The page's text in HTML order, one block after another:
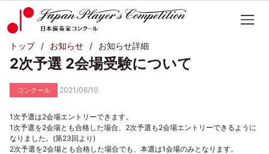
トップ お知らせ お知らせ詳細
2次予選 2会場受験について
コンクール 2021/06/10
1次予選は2会場エントリーできます。
1次予選を2会場とも合格した場合、2次予選も2会場エントリーできるように
なりました。(第23回より)
2次予選を2会場とも合格した場合でも、本選は1会場のみとなります。